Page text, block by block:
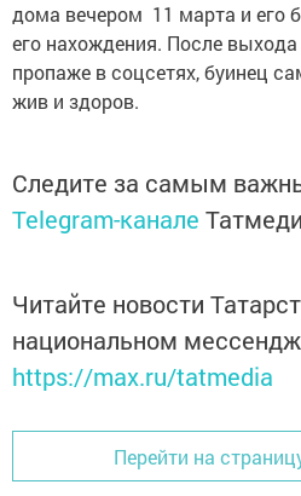
дома вечером 11 марта и его
его нахождения. После
пропаже в соцсетях, буинец
жив и здоров.
Следите за самым
Telegram-канале
Читайте новости
национальном
https://max.ru/tatmedia
Перейти на